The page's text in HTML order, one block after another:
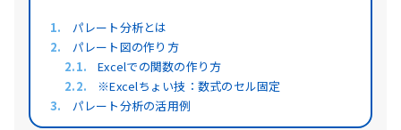
パレート分析とは
パレート図の作り方
Excelでの関数の作り方
※Excelちょい技：数式のセル固定
パレート分析の活用例